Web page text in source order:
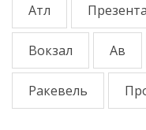
Атл
Вокзал Ав
Ракевель